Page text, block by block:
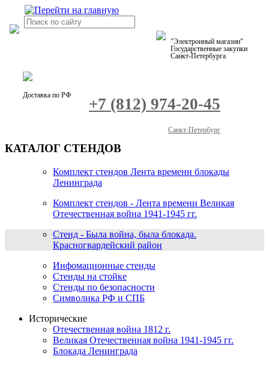
"Электронный магазин"
Государственные закупки
Санкт-Петербурга
Доставка по РФ +7 (812) 974-20-45
Санкт-Петербург
КАТАЛОГ СТЕНДОВ
Комплект стендов Лента времени блокады
Ленинграда
Комплект стендов - Лента времени Великая
Отечественная война 1941-1945 гг.
Стенд - Была война, была блокада.
Красногвардейский район
Инфомационные стенды
Стенды на стойке
Стенды по безопасности
Символика РФ и СПБ
Исторические
Отечественная война 1812 г.
Великая Отечественная война 1941-1945 гг.
Блокада Ленинграда